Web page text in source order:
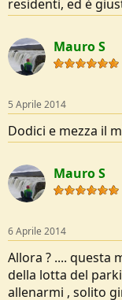
residenti, ed è
Mauro S
5 Aprile 2014
Dodici e mezza il
Mauro S
6 Aprile 2014
Allora ? .... questa
della lotta del
allenarmi , solito